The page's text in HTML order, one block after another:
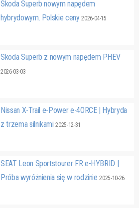
Skoda Superb nowym napędem
hybrydowym. Polskie ceny2026-04-15
Skoda Superb z nowym napędem PHEV
2026-03-03
Nissan X-Trail e-Power e-4ORCE | Hybryda
z trzema silnikami2025-12-31
SEAT Leon Sportstourer FR e-HYBRID |
Próba wyróżnienia się w rodzinie2025-10-26